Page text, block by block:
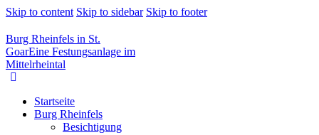
Skip to content Skip to sidebar Skip to footer
Burg Rheinfels in St.
GoarEine Festungsanlage im
Mittelrheintal
Startseite
Burg Rheinfels
Besichtigung